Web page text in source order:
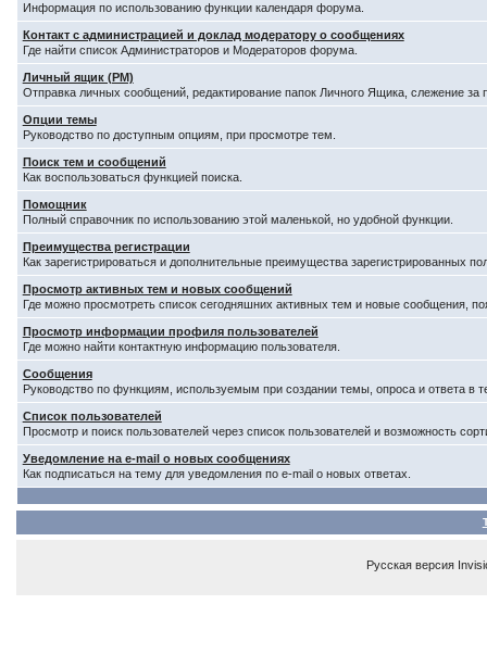
Информация по использованию функции календаря форума.
Контакт с администрацией и доклад модератору о сообщениях
Где найти список Администраторов и Модераторов форума.
Личный ящик (PM)
Отправка личных сообщений, редактирование папок Личного Ящика, слежение
Опции темы
Руководство по доступным опциям, при просмотре тем.
Поиск тем и сообщений
Как воспользоваться функцией поиска.
Помощник
Полный справочник по использованию этой маленькой, но удобной функции.
Преимущества регистрации
Как зарегистрироваться и дополнительные преимущества зарегистрированных
Просмотр активных тем и новых сообщений
Где можно просмотреть список сегодняшних активных тем и новые сообщения,
Просмотр информации профиля пользователей
Где можно найти контактную информацию пользователя.
Сообщения
Руководство по функциям, используемым при создании темы, опроса и ответа в
Список пользователей
Просмотр и поиск пользователей через список пользователей и возможность
Уведомление на e-mail о новых сообщениях
Как подписаться на тему для уведомления по e-mail о новых ответах.
Русская версия